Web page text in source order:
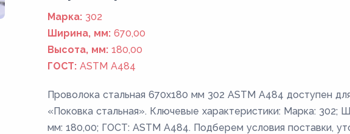
Марка: 302
Ширина, мм: 670,00
Высота, мм: 180,00
ГОСТ: ASTM A484
Проволока стальная 670х180 мм 302 ASTM A484 доступен
«Поковка стальная». Ключевые характеристики: Марка: 302;
мм: 180,00; ГОСТ: ASTM A484. Подберем условия поставки,